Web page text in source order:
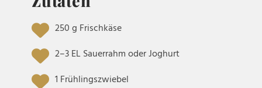
250 g Frischkäse
2–3 EL Sauerrahm oder Joghurt
1 Frühlingszwiebel